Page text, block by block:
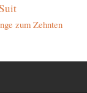
zum Zehnten